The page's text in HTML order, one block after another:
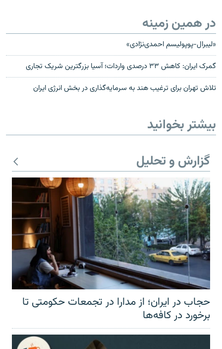
در همین زمینه
«لیبرال-پوپولیسم احمدی‌نژادی»
گمرک ایران: کاهش ۳۳ درصدی واردات؛ آسیا بزرگترین شریک تجاری
تلاش تهران برای ترغیب هند به سرمایه‌گذاری در بخش انرژی ایران
بیشتر بخوانید
گزارش و تحلیل
حجاب در ایران؛ از مدارا در تجمعات حکومتی تا
برخورد در کافه‌ها